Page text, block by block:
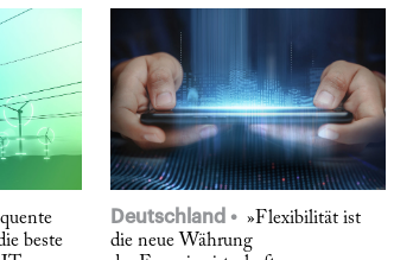
beste
Deutschland
»Flexibilität ist
die neue Währung